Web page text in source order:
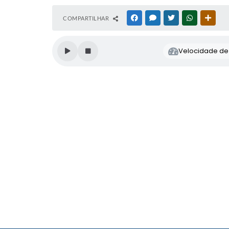
COMPARTILHAR FACEBOOKMESSENGER
TWITTERWHATSAPP
Velocidade de